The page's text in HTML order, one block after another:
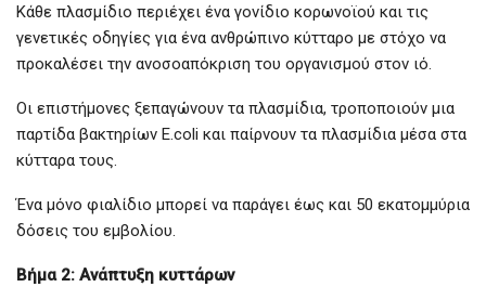
Κάθε πλασμίδιο περιέχει ένα γονίδιο κορωνοϊού και τις
γενετικές οδηγίες για ένα ανθρώπινο κύτταρο με στόχο να
προκαλέσει την ανοσοαπόκριση του οργανισμού στον ιό.
Οι επιστήμονες ξεπαγώνουν τα πλασμίδια, τροποποιούν μια
παρτίδα βακτηρίων E.coli και παίρνουν τα πλασμίδια μέσα στα
κύτταρα τους.
Ένα μόνο φιαλίδιο μπορεί να παράγει έως και 50 εκατομμύρια
δόσεις του εμβολίου.
Βήμα 2: Ανάπτυξη κυττάρων